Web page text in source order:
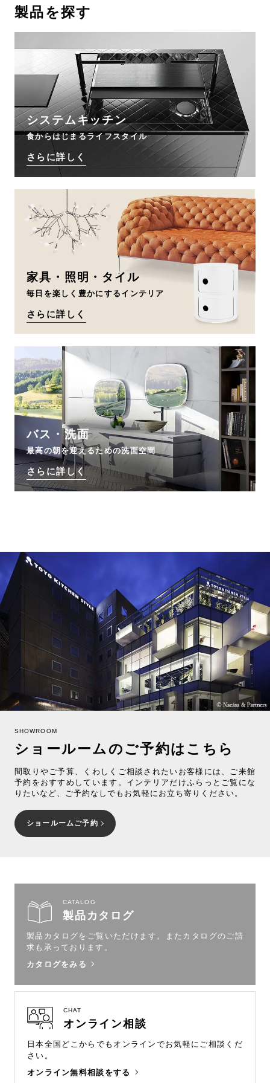
お問い合わせ
サポート
オンライン見積もり ショールームを探す
製品を探す
システムキッチン
食からはじまるライフスタイル
さらに詳しく
家具・照明・タイル
毎日を楽しく豊かにするインテリア
さらに詳しく
バス・洗面
最高の朝を迎えるための洗面空間
さらに詳しく
SHOWROOM
ショールームのご予約はこちら
間取りやご予算、くわしくご相談されたいお客様には、ご来館
予約をおすすめしています。インテリアだけふらっとご覧にな
りたいなど、ご予約なしでもお気軽にお立ち寄りください。
ショールームご予約
CATALOG
製品カタログ
製品カタログをご覧いただけます。
またカタログのご請
求も承っております。
カタログをみる
CHAT
オンライン相談
日本全国どこからでもオンラインでお気軽にご相談くだ
さい。
オンライン無料相談をする